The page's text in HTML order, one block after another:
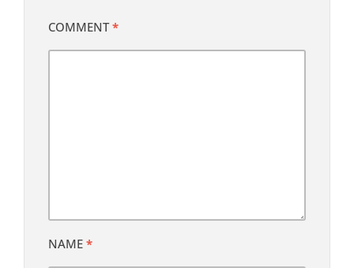
COMMENT*
NAME *